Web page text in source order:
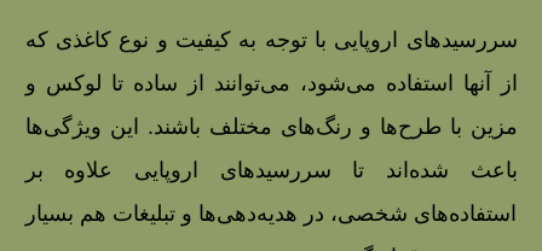
سررسیدهای اروپایی با توجه به کیفیت و نوع کاغذی که
از آنها استفاده می‌شود، می‌توانند از ساده تا لوکس و
مزین با طرح‌ها و رنگ‌های مختلف باشند. این ویژگی‌ها
باعث شده‌اند تا سررسیدهای اروپایی علاوه بر
استفاده‌های شخصی، در هدیه‌دهی‌ها و تبلیغات هم بسیار